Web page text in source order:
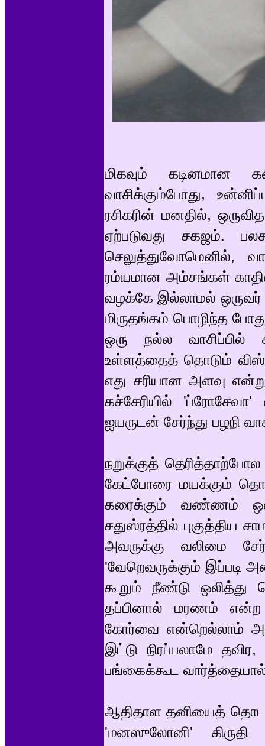
மிகவும் கடினமான
வாசிக்கும்போது,
ரசிகரின் மனதில்,
ஏற்படுவது சகஜம்.
செலுத்துவோமெனில்,
ரம்யமான அம்சங்கள்
வழக்கே இல்லாமல்
மிருதங்கம் பொழிந்த
ஒரு நல்ல வாசிப்பில்
உள்ளத்தைத் தொடும்
எது சரியான அளவு
கச்சேரியில்
ஐயருடன் சேர்ந்து பழநி
நறுக்குத்
கேட்போரை மயக்கும்
கரைக்கும் வண்ணம்
சதுஸ்ரத்தில் புகுத்திய
அவருக்கு வலிமை
'வேறெவருக்கும் இப்படி
கூறும் நீண்டு
தப்பினால் மரணம் என்ற
கோர்வை என்றெல்லாம்
இட்டு நிரப்பலாமே
பங்கைக்கூட வார்த்தையால்
ஆதிதாள தனியைத்
'மனஸுலோனி' கிருதி